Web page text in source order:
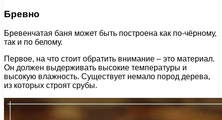
Бревно
Бревенчатая баня может быть построена как по-чёрному,
так и по белому.
Первое, на что стоит обратить внимание – это материал.
Он должен выдерживать высокие температуры и
высокую влажность. Существует немало пород дерева,
из которых строят срубы.